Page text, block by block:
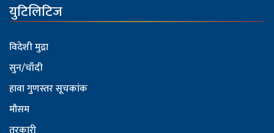
युटिलिटिज
विदेशी मुद्रा
सुन/चाँदी
हावा गुणस्तर सूचकांक
मौसम